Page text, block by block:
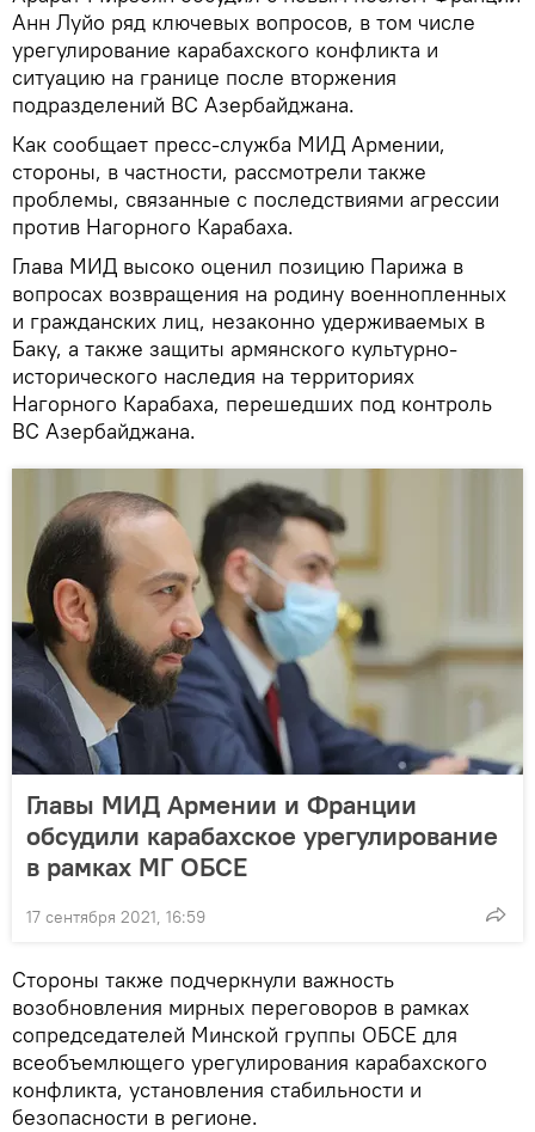
Анн Луйо ряд ключевых вопросов, в том числе
урегулирование карабахского конфликта и
ситуацию на границе после вторжения
подразделений ВС Азербайджана.
Как сообщает пресс-служба МИД Армении,
стороны, в частности, рассмотрели также
проблемы, связанные с последствиями агрессии
против Нагорного Карабаха.
Глава МИД высоко оценил позицию Парижа в
вопросах возвращения на родину военнопленных
и гражданских лиц, незаконно удерживаемых в
Баку, а также защиты армянского культурно-
исторического наследия на территориях
Нагорного Карабаха, перешедших под контроль
ВС Азербайджана.
Главы МИД Армении и Франции
обсудили карабахское урегулирование
в рамках МГ ОБСЕ
17 сентября 2021, 16:59
Стороны также подчеркнули важность
возобновления мирных переговоров в рамках
сопредседателей Минской группы ОБСЕ для
всеобъемлющего урегулирования карабахского
конфликта, установления стабильности и
безопасности в регионе.